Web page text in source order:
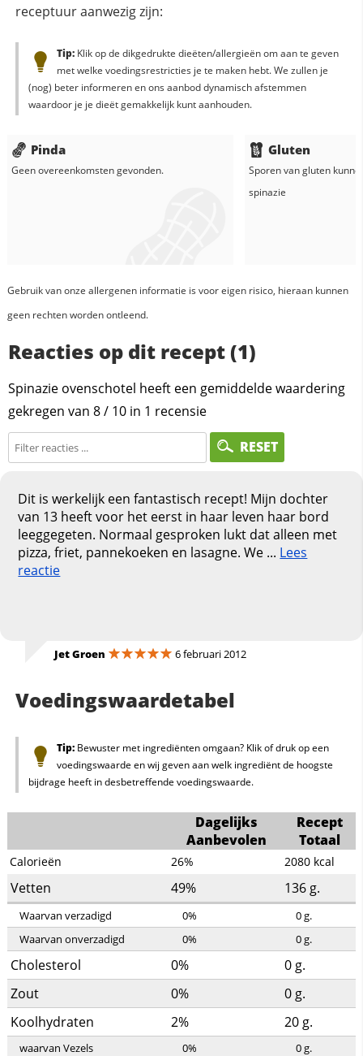
receptuur aanwezig zijn:
Tip:Klik op de dikgedrukte dieëten/allergieën om aan te geven
met welke voedingsrestricties je te maken hebt. We zullen je
(nog) beter informeren en ons aanbod dynamisch afstemmen
waardoor je je dieët gemakkelijk kunt aanhouden.
Pinda
Geen overeenkomsten gevonden.
Gluten
Sporen van gluten
spinazie
Gebruik van onze allergenen informatie is voor eigen risico, hieraan kunnen
geen rechten worden ontleend.
Reacties op dit recept (1)
Spinazie ovenschotel heeft een gemiddelde waardering
gekregen van 8/ 10 in 1 recensie
RESET
Dit is werkelijk een fantastisch recept! Mijn dochter
van 13 heeft voor het eerst in haar leven haar bord
leeggegeten. Normaal gesproken lukt dat alleen met
pizza, friet, pannekoeken en lasagne. We ... Lees
reactie
Jet Groen 6 februari 2012
Voedingswaardetabel
Tip:Bewuster met ingrediënten omgaan? Klik of druk op een
voedingswaarde en wij geven aan welk ingrediënt de hoogste
bijdrage heeft in desbetreffende voedingswaarde.
Dagelijks
Aanbevolen
Recept
Totaal
Calorieën 26% 2080 kcal
Vetten 49% 136 g.
Waarvan verzadigd 0% 0g.
Waarvan onverzadigd
0% 0g.
Cholesterol 0% 0 g.
Zout
0% 0 g.
Koolhydraten
2% 20 g.
waarvan Vezels 0% 0g.